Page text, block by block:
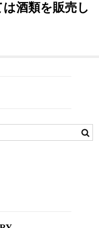
酒類を販売し